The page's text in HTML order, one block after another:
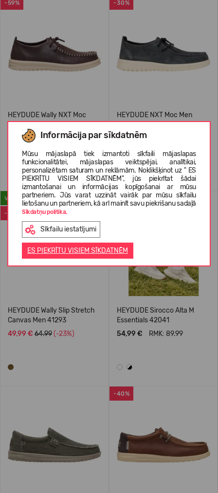
Informācija par sīkdatnēm
Mūsu mājaslapā tiek izmantoti sīkfaili mājaslapas
funkcionalitātei, mājaslapas veiktspējai, analītikai,
personalizētam saturam un reklāmām. Noklikšķinot uz " ES
PIEKRĪTU VISIEM SĪKDATNĒM", jūs piekrītat šādai
izmantošanai un informācijas kopīgošanai ar mūsu
partneriem. Jūs varat uzzināt vairāk par mūsu sīkfailu
lietošanu un partneriem, kā arī mainīt savu piekrišanu sadaļā
Sīkdatņu politika.
Sīkfailu iestatījumi
ES PIEKRĪTU VISIEM SĪKDATNĒM
-59%
HEYDUDE Wally NXT Moc
Leather Men's
44,99 €109.99 (-59%)
-30%
HEYDUDE NXT Moc Men
43772
69,99 €
-23%
VASARAI
HEYDUDE Wally Slip Stretch
Canvas Men 41293
49,99 € 64.99 (-23%)
-39%
HEYDUDE Sirocco Alta M
Essentials 42041
54,99 €
RMK: 89.99
-40%